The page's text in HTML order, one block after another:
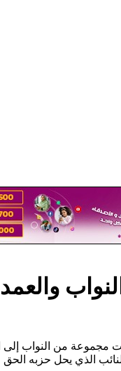
يحل الأحزاب التي لم تحصل على 1 بالمائة في